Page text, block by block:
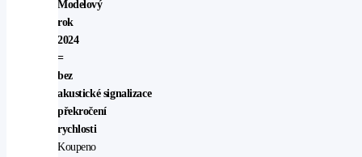
Modelový
rok
2024
=
bez
akustické signalizace
překročení
rychlosti
Koupeno